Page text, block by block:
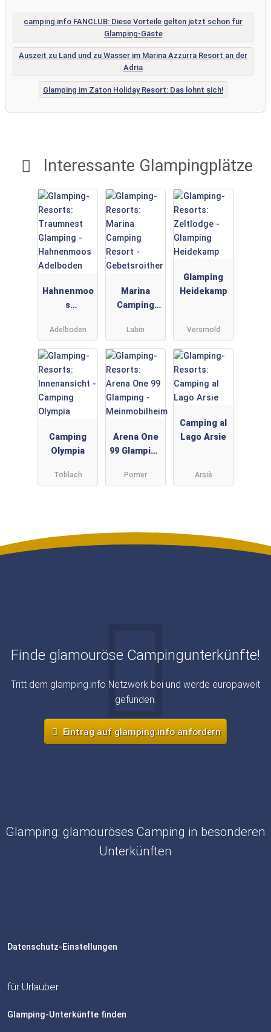
Interessante Glampingplätze
Hahnenmoo
s
Adelboden
Marina
Camping
Gebetsroith
er
Labin
Glamping
Heidekamp
Versmold
Camping
Olympia
Toblach
Arena One
99 Glamping
Meinmobilh
Pomer
Camping al
Lago Arsie
Arsiè
camping.info FANCLUB: Diese Vorteile gelten jetzt schon für
Glamping-Gäste
Auszeit zu Land und zu Wasser im Marina Azzurra Resort an der
Adria
Glamping im Zaton Holiday Resort: Das lohnt sich!
Finde glamouröse Campingunterkünfte!
Tritt dem glamping.info Netzwerk bei und werde europaweit
gefunden.
Eintrag auf glamping.info anfordern
Glamping: glamouröses Camping in besonderen
Unterkünften
Datenschutz-Einstellungen
für Urlauber
Glamping-Unterkünfte finden